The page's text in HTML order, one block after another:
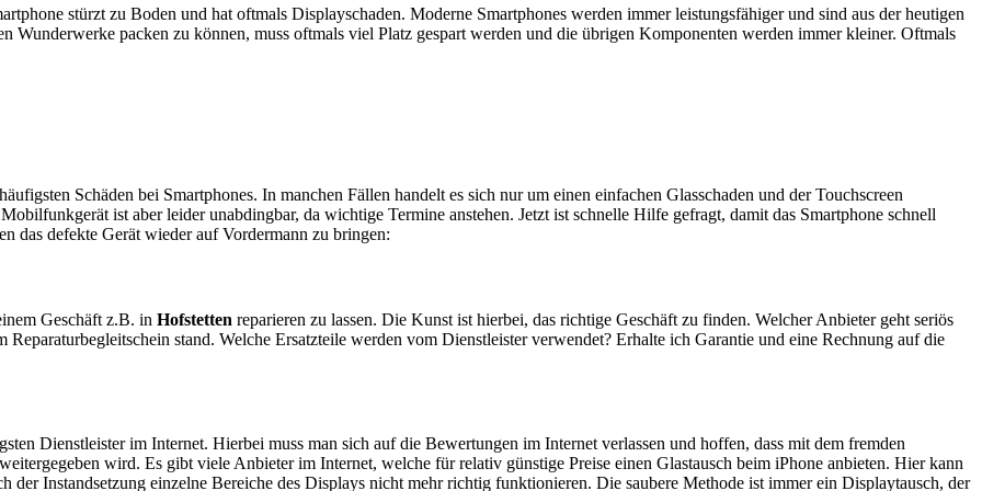
stürzt zu Boden und hat oftmals Displayschaden. Moderne Smartphones werden immer leistungsfähiger und sind aus der heutigen
Wunderwerke packen zu können, muss oftmals viel Platz gespart werden und die übrigen Komponenten werden immer kleiner. Oftmals
Schäden bei Smartphones. In manchen Fällen handelt es sich nur um einen einfachen Glasschaden und der Touchscreen
ist aber leider unabdingbar, da wichtige Termine anstehen. Jetzt ist schnelle Hilfe gefragt, damit das Smartphone schnell
das defekte Gerät wieder auf Vordermann zu bringen:
Geschäft z.B. in Hofstetten reparieren zu lassen. Die Kunst ist hierbei, das richtige Geschäft zu finden. Welcher Anbieter geht seriös
stand. Welche Ersatzteile werden vom Dienstleister verwendet? Erhalte ich Garantie und eine Rechnung auf die
Dienstleister im Internet. Hierbei muss man sich auf die Bewertungen im Internet verlassen und hoffen, dass mit dem fremden
wird. Es gibt viele Anbieter im Internet, welche für relativ günstige Preise einen Glastausch beim iPhone anbieten. Hier kann
der Instandsetzung einzelne Bereiche des Displays nicht mehr richtig funktionieren. Die saubere Methode ist immer ein Displaytausch, der